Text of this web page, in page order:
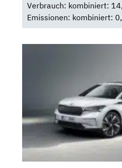
Verbrauch: kombiniert:
Emissionen: kombiniert: